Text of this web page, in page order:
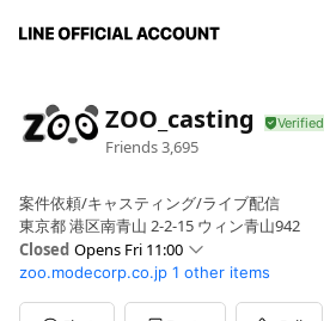
ZOO_casting
Friends3,695
案件依頼/キャスティング/ライブ配信
東京都 港区南青山 2-2-15 ウィン青山942
Closed Opens Fri 11:00
SunClosed
Mon11:00 - 20:00
zoo.modecorp.co.jp 1 other items